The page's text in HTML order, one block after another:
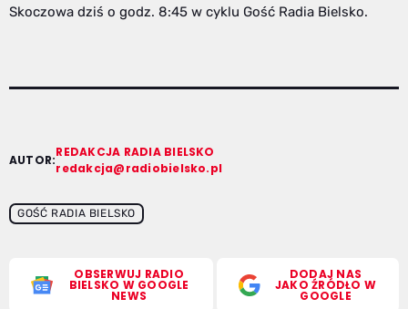
Skoczowa dziś o godz. 8:45 w cyklu Gość Radia Bielsko.
AUTOR:
REDAKCJA RADIA BIELSKO
redakcja@radiobielsko.pl
GOŚĆ RADIA BIELSKO
OBSERWUJ RADIO
BIELSKO W GOOGLE
NEWS
DODAJ NAS
JAKO ŹRÓDŁO W
GOOGLE